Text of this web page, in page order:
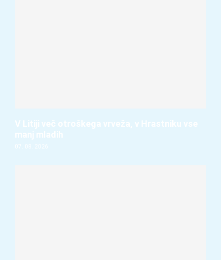
V Litiji več otroškega vrveža, v Hrastniku vse
manj mladih
07. 08. 2026